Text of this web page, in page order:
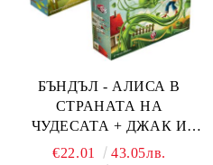
БЪНДЪЛ - АЛИСА В
СТРАНАТА НА
ЧУДЕСАТА + ДЖАК И
БОБЕНОТО СТЪБЛО
€22.01 43.05лв.